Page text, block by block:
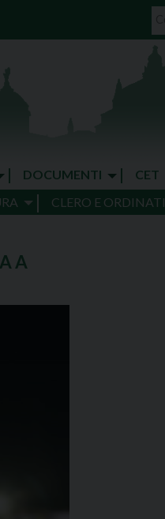
DOCUMENTI CET
CLERO E ORDINATI
A